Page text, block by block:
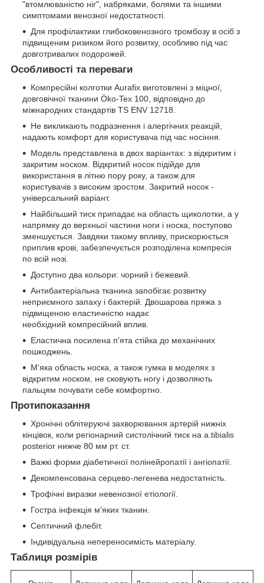
"втомлюваністю ніг", набряками, болями та іншими
симптомами венозної недостатності.
Для профілактики глибоковенозного тромбозу в осіб з
підвищеним ризиком його розвитку, особливо під час
довготривалих подорожей.
Особливості та переваги
Компресійні колготки Aurafix виготовлені з міцної,
довговічної тканини Öko-Tex 100, відповідно до
міжнародних стандартів TS ENV 12718.
Не викликають подразнення і алергічних реакцій,
надають комфорт для користувача під час носіння.
Модель представлена ​​в двох варіантах: з відкритим і
закритим носком. Відкритий носок підійде для
використання в літню пору року, а також для
користувачів з високим зростом. Закритий носок -
універсальний варіант.
Найбільший тиск припадає на область щиколотки, а у
напрямку до верхньої частини ноги і носка, поступово
зменшується. Завдяки такому впливу, прискорюється
приплив крові, забезпечується розподілена компресія
по всій нозі.
Доступно два кольори: чорний і бежевий.
Антибактеріальна тканина запобігає розвитку
неприємного запаху і бактерій. Двошарова пряжа з
підвищеною еластичністю надає
необхідний компресійний вплив.
Еластична посилена п'ята стійка до механічних
пошкоджень.
М'яка область носка, а також гумка в моделях з
відкритим носком, не сковують ногу і дозволяють
пальцям почувати себе комфортно.
Протипоказання
Хронічні облітеруючі захворювання артерій нижніх
кінцівок, коли регіонарний систолічний тиск на a.tibialis
posterior нижче 80 мм рт. ст.
Важкі форми діабетичної полінейропатії і ангіопатії.
Декомпенсована серцево-легенева недостатність.
Трофічні виразки невенозної етіології.
Гостра інфекція м'яких тканин.
Септичний флебіт.
Індивідуальна непереносимість матеріалу.
Таблиця розмірів